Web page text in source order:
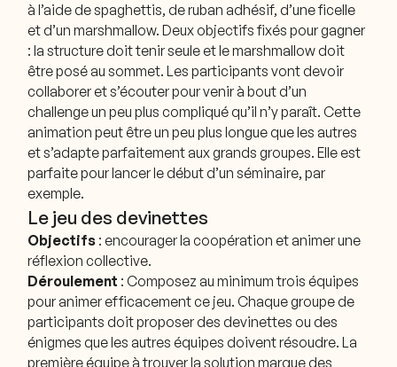
à l’aide de spaghettis, de ruban adhésif, d’une ficelle
et d’un marshmallow. Deux objectifs fixés pour gagner
: la structure doit tenir seule et le marshmallow doit
être posé au sommet. Les participants vont devoir
collaborer et s’écouter pour venir à bout d’un
challenge un peu plus compliqué qu’il n’y paraît. Cette
animation peut être un peu plus longue que les autres
et s’adapte parfaitement aux grands groupes. Elle est
parfaite pour lancer le début d’un séminaire, par
exemple.
Le jeu des devinettes
Objectifs : encourager la coopération et animer une
réflexion collective.
Déroulement : Composez au minimum trois équipes
pour animer efficacement ce jeu. Chaque groupe de
participants doit proposer des devinettes ou des
énigmes que les autres équipes doivent résoudre. La
première équipe à trouver la solution marque des